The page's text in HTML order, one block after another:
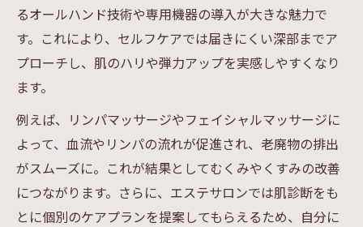
るオールハンド技術や専用機器の導入が大きな魅力で
す。これにより、セルフケアでは届きにくい深部までア
プローチし、肌のハリや弾力アップを実感しやすくなり
ます。
例えば、リンパマッサージやフェイシャルマッサージに
よって、血流やリンパの流れが促進され、老廃物の排出
がスムーズに。これが結果としてむくみやくすみの改善
につながります。さらに、エステサロンでは肌診断をも
とに個別のケアプランを提案してもらえるため、自分に